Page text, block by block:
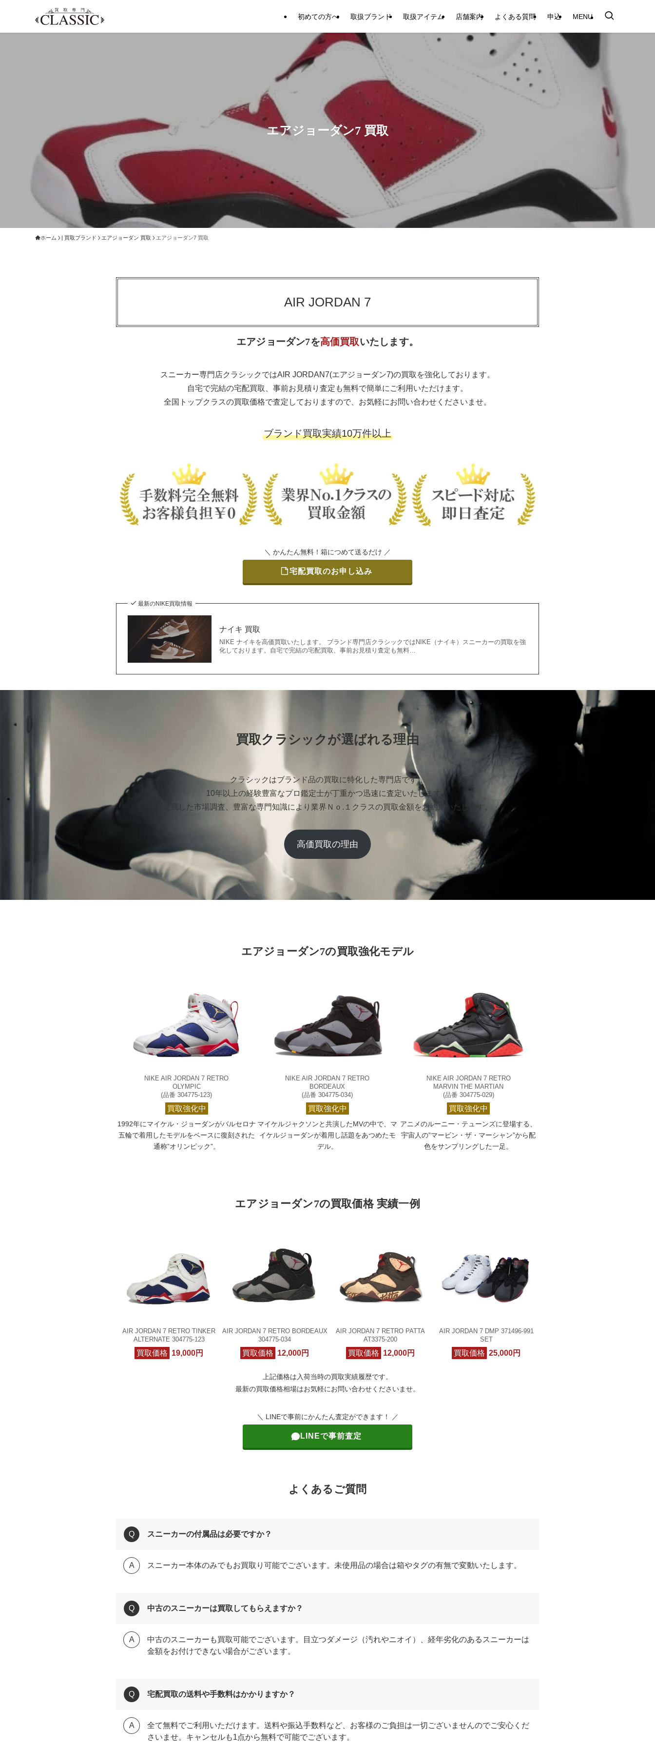
初めての方へ 取扱ブランド 取扱アイテム 店舗案内 よくある質問 申込 MENU
エアジョーダン7 買取
ホーム | 買取ブランド エアジョーダン 買取 エアジョーダン7 買取
AIR JORDAN 7
エアジョーダン7を高価買取いたします。
スニーカー専門店クラシックではAIR JORDAN7(エアジョーダン7)の買取を強化しております。
自宅で完結の宅配買取、事前お見積り査定も無料で簡単にご利用いただけます。
全国トップクラスの買取価格で査定しておりますので、お気軽にお問い合わせくださいませ。
ブランド買取実績10万件以上
＼ かんたん無料！箱につめて送るだけ ／
宅配買取のお申し込み
最新のNIKE買取情報
ナイキ 買取
NIKE ナイキを高価買取いたします。 ブランド専門店クラシックではNIKE（ナイキ）スニーカーの買取を強
化しております。自宅で完結の宅配買取、事前お見積り査定も無料…
買取クラシックが選ばれる理由
クラシックはブランド品の買取に特化した専門店です。
10年以上の経験豊富なプロ鑑定士が丁重かつ迅速に査定いたします。
徹底した市場調査、豊富な専門知識により業界Ｎｏ.１クラスの買取金額をお約束いたします。
高価買取の理由
エアジョーダン7の買取強化モデル
NIKE AIR JORDAN 7 RETRO
OLYMPIC
(品番 304775-123)
買取強化中
1992年にマイケル・ジョーダンがバルセロナ
五輪で着用したモデルをベースに復刻された
通称”オリンピック”。
NIKE AIR JORDAN 7 RETRO
BORDEAUX
(品番 304775-034)
買取強化中
マイケルジャクソンと共演したMVの中で、マ
イケルジョーダンが着用し話題をあつめたモ
デル。
NIKE AIR JORDAN 7 RETRO
MARVIN THE MARTIAN
(品番 304775-029)
買取強化中
アニメのルーニー・テューンズに登場する、
宇宙人の”マービン・ザ・マーシャン”から配
色をサンプリングした一足。
エアジョーダン7の買取価格 実績一例
AIR JORDAN 7 RETRO TINKER
ALTERNATE 304775-123
買取価格 19,000円
AIR JORDAN 7 RETRO BORDEAUX
304775-034
買取価格 12,000円
AIR JORDAN 7 RETRO PATTA
AT3375-200
買取価格 12,000円
AIR JORDAN 7 DMP 371496-991
SET
買取価格 25,000円
上記価格は入荷当時の買取実績履歴です。
最新の買取価格相場はお気軽にお問い合わせくださいませ。
＼ LINEで事前にかんたん査定ができます！ ／
LINEで事前査定
よくあるご質問
スニーカーの付属品は必要ですか？
スニーカー本体のみでもお買取り可能でございます。未使用品の場合は箱やタグの有無で変動いたします。
中古のスニーカーは買取してもらえますか？
中古のスニーカーも買取可能でございます。目立つダメージ（汚れやニオイ）、経年劣化のあるスニーカーは
金額をお付けできない場合がございます。
宅配買取の送料や手数料はかかりますか？
全て無料でご利用いただけます。送料や振込手数料など、お客様のご負担は一切ございませんのでご安心くだ
さいませ。キャンセルも1点から無料で可能でございます。